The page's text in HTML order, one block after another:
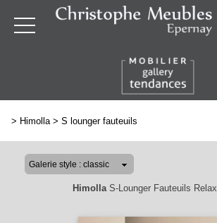
> Himolla> S lounger fauteuils
HimollaS-Lounger Fauteuils Relax